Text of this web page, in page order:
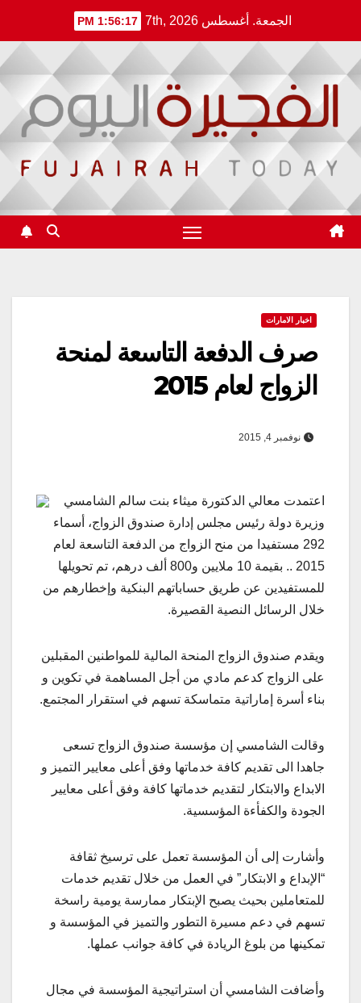
content
الجمعة. أغسطس 7th, 2026 1:56:17 PM
اخبار الامارات
صرف الدفعة التاسعة لمنحة
الزواج لعام 2015
نوفمبر 4, 2015
اعتمدت معالي الدكتورة ميثاء بنت سالم الشامسي
وزيرة دولة رئيس مجلس إدارة صندوق الزواج، أسماء
292 مستفيدا من منح الزواج من الدفعة التاسعة لعام
2015 .. بقيمة 10 ملايين و800 ألف درهم، تم تحويلها
للمستفيدين عن طريق حساباتهم البنكية وإخطارهم من
خلال الرسائل النصية القصيرة.
ويقدم صندوق الزواج المنحة المالية للمواطنين المقبلين
على الزواج كدعم مادي من أجل المساهمة في تكوين و
بناء أسرة إماراتية متماسكة تسهم في استقرار المجتمع.
وقالت الشامسي إن مؤسسة صندوق الزواج تسعى
جاهدا الى تقديم كافة خدماتها وفق أعلى معايير التميز و
الابداع والابتكار لتقديم خدماتها كافة وفق أعلى معايير
الجودة والكفأءة المؤسسية.
وأشارت إلى أن المؤسسة تعمل على ترسيخ ثقافة
“الإبداع و الابتكار” في العمل من خلال تقديم خدمات
للمتعاملين بحيث يصبح الإبتكار ممارسة يومية راسخة
تسهم في دعم مسيرة التطور والتميز في المؤسسة و
تمكينها من بلوغ الريادة في كافة جوانب عملها.
وأضافت الشامسي أن استراتيجية المؤسسة في مجال